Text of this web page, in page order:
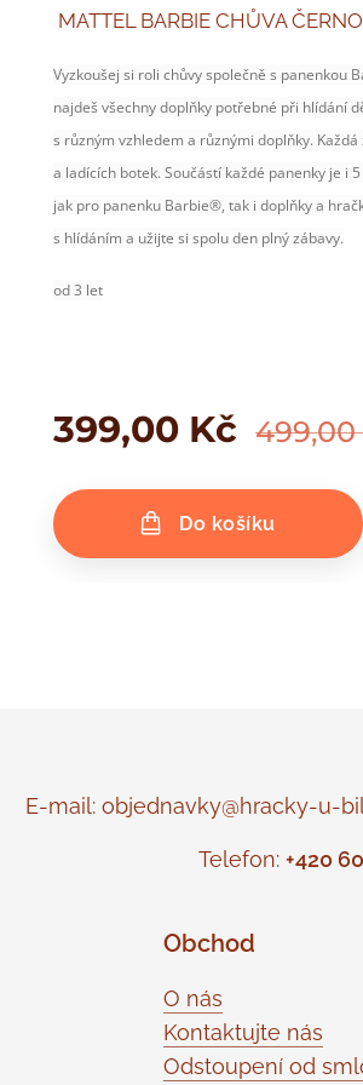
MATTEL BARBIE CHŮVA
Vyzkoušej si roli chůvy společně s panenkou
najdeš všechny doplňky potřebné při hlídání
s různým vzhledem a různými doplňky.
a ladících botek. Součástí každé panenky je i
jak pro panenku Barbie®, tak i doplňky a
s hlídáním a užijte si spolu den plný zábavy.
od 3 let
399,00 Kč 499,00
Do košíku
E-mail: objednavky@hracky-u-
Telefon: +420
Obchod
O nás
Kontaktujte nás
Odstoupení od